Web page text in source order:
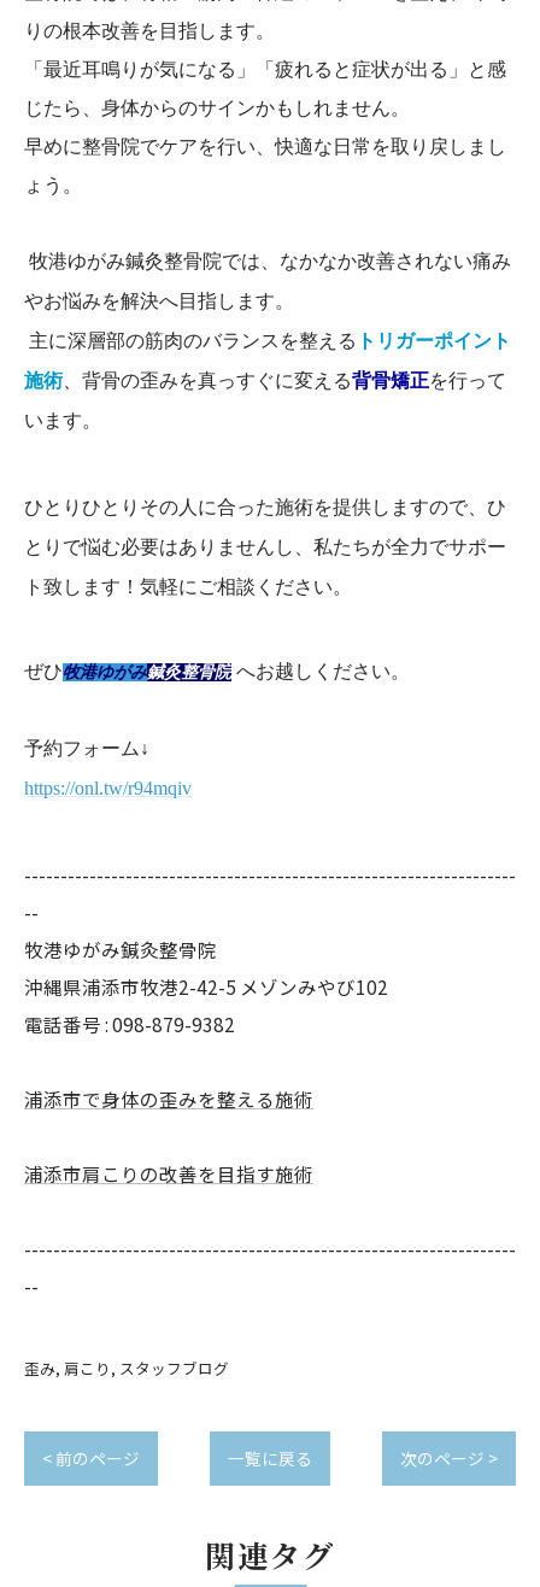
りの根本改善を目指します。
「最近耳鳴りが気になる」「疲れると症状が出る」と感
じたら、身体からのサインかもしれません。
早めに整骨院でケアを行い、快適な日常を取り戻しまし
ょう。
牧港ゆがみ鍼灸整骨院では、なかなか改善されない痛み
やお悩みを解決へ目指します。
主に深層部の筋肉のバランスを整える トリガーポイント
施術、背骨の歪みを真っすぐに変える背骨矯正を行って
います。
ひとりひとりその人に合った施術を提供しますので、ひ
とりで悩む必要はありませんし、私たちが全力でサポー
ト致します！気軽にご相談ください。
ぜひ牧港ゆがみ鍼灸整骨院 へお越しください。
予約フォーム↓
https://onl.tw/r94mqiv
--------------------------------------------------------------------
--
牧港ゆがみ鍼灸整骨院
沖縄県浦添市牧港2-42-5 メゾンみやび102
電話番号 : 098-879-9382
浦添市で身体の歪みを整える施術
浦添市肩こりの改善を目指す施術
--------------------------------------------------------------------
--
歪み 肩こり スタッフブログ
< 前のページ 一覧に戻る 次のページ >
関連タグ